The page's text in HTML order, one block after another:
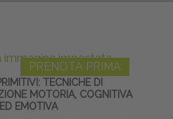
PRENOTA PRIMA
TECNICHE DI
MOTORIA, COGNITIVA
ED EMOTIVA